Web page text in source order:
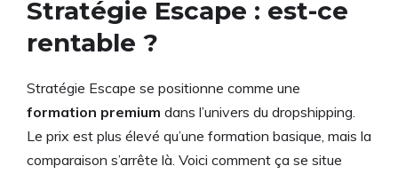
Stratégie Escape : est-ce
rentable ?
Stratégie Escape se positionne comme une
formation premium dans l’univers du dropshipping.
Le prix est plus élevé qu’une formation basique, mais la
comparaison s’arrête là. Voici comment ça se situe